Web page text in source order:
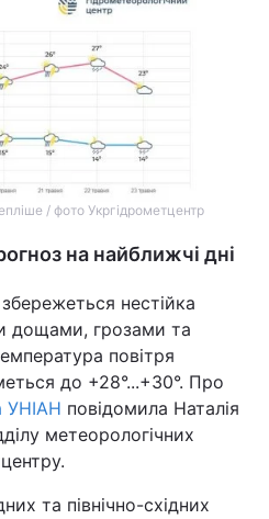
/ фото Укргідрометцентр
на найближчі дні
нестійка
дощами, грозами та
повітря
до +28°...+30°. Про
УНІАН повідомила Наталія
метеорологічних
та північно-східних